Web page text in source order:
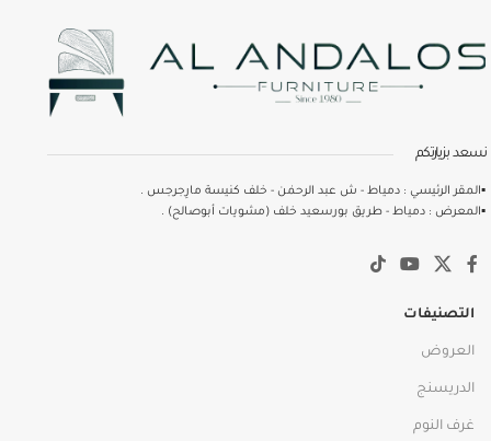
نسعد بزيارتكم
▪️المقر الرئيسي : دمياط - ش عبد الرحمٰن - خلف كنيسة مارِجرجس .
▪️المعرض : دمياط - طريق بورسعيد خلف (مشويات أبوصالح) .
التصنيفات
العروض
الدريسنج
غرف النوم